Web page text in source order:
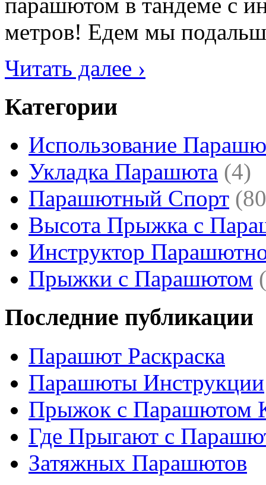
метров! Едем мы
Читать далее ›
Категории
Использование
Укладка Парашюта (4)
Парашютный Спорт
Высота Прыжка с
Инструктор
Прыжки с Парашютом
Последние публикации
Парашют Раскраска
Парашюты Инструкции
Прыжок с Парашютом
Где Прыгают с
Затяжных Парашютов